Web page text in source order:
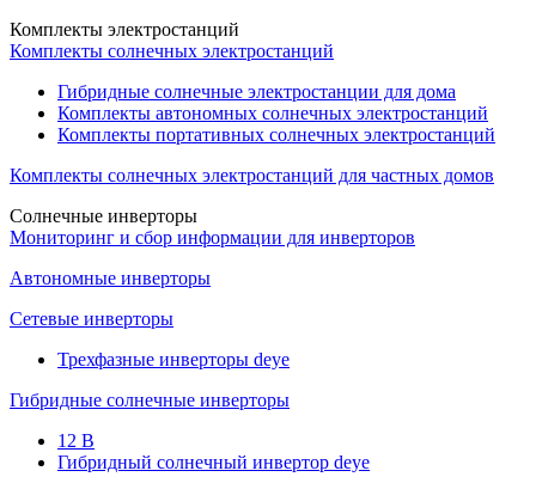
Комплекты электростанций
Комплекты солнечных электростанций
Гибридные солнечные электростанции для дома
Комплекты автономных солнечных электростанций
Комплекты портативных солнечных электростанций
Комплекты солнечных электростанций для частных домов
Солнечные инверторы
Мониторинг и сбор информации для инверторов
Автономные инверторы
Сетевые инверторы
Трехфазные инверторы deye
Гибридные солнечные инверторы
12 B
Гибридный солнечный инвертор deye